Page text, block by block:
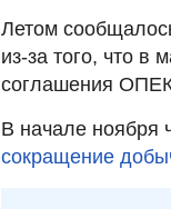
Летом
из-за того, что в
соглашения
В начале ноября
сокращение